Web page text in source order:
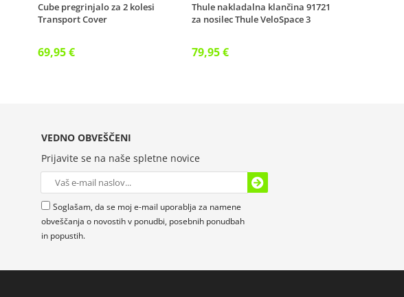
Cube pregrinjalo za 2 kolesi
Transport Cover
69,95 €
Thule nakladalna klančina 91721
za nosilec Thule VeloSpace 3
79,95 €
VEDNO OBVEŠČENI
Prijavite se na naše spletne novice
Soglašam, da se moj e-mail uporablja za namene
obveščanja o novostih v ponudbi, posebnih ponudbah
in popustih.